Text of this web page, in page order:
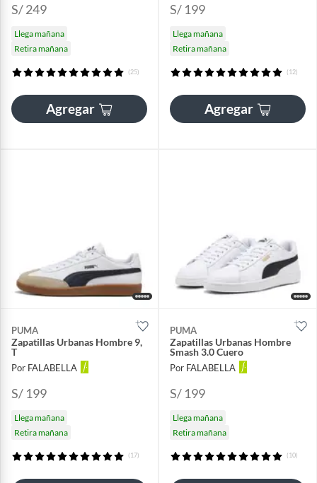
S/ 249
Llega mañana
Retira mañana
(25)
Agregar
S/ 199
Llega mañana
Retira mañana
(12)
Agregar
PUMA
Zapatillas Urbanas Hombre 9,
T
Por FALABELLA
S/ 199
Llega mañana
Retira mañana
(17)
PUMA
Zapatillas Urbanas Hombre
Smash 3.0 Cuero
Por FALABELLA
S/ 199
Llega mañana
Retira mañana
(10)